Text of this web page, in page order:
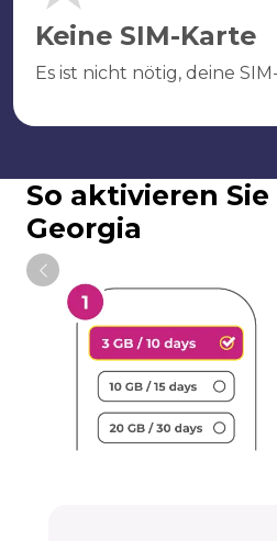
Keine SIM-Karte
Es ist nicht nötig, deine
So aktivieren Sie
Georgia